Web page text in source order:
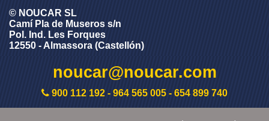
© NOUCAR SL
Camí Pla de Museros s/n
Pol. Ind. Les Forques
12550 - Almassora (Castellón)
noucar@noucar.com
900 112 192 - 964 565 005 - 654 899 740